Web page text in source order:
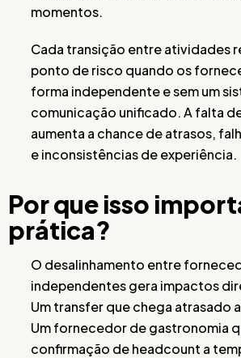
momentos.
Cada transição entre atividades
ponto de risco quando os
forma independente e sem um
comunicação unificado. A falta
aumenta a chance de atrasos,
e inconsistências de experiência.
Por que isso
prática?
O desalinhamento entre
independentes gera impactos
Um transfer que chega atrasado
Um fornecedor de gastronomia
confirmação de headcount a